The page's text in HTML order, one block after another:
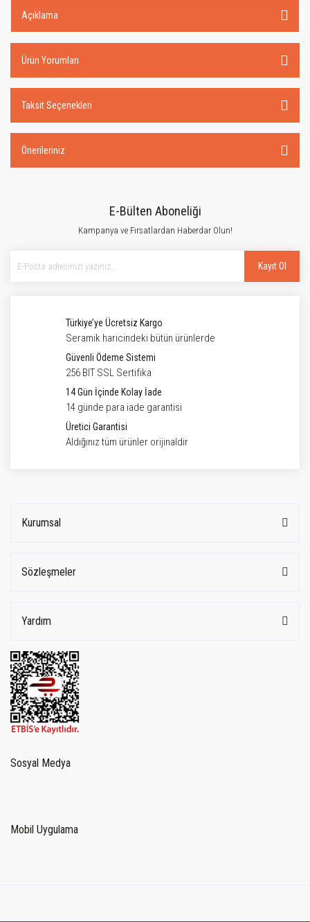
Açıklama
Ürün Yorumları
Taksit Seçenekleri
Önerileriniz
E-Bülten Aboneliği
Kampanya ve Fırsatlardan Haberdar Olun!
Kayıt Ol
Türkiye’ye Ücretsiz Kargo
Seramik haricindeki bütün ürünlerde
Güvenli Ödeme Sistemi
256 BIT SSL Sertifika
14 Gün İçinde Kolay İade
14 günde para iade garantisi
Üretici Garantisi
Aldığınız tüm ürünler orijinaldir
Kurumsal
Sözleşmeler
Yardım
Sosyal Medya
Mobil Uygulama